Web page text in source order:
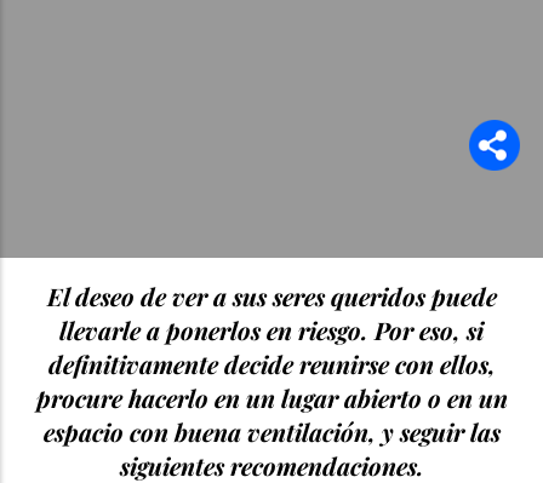
El deseo de ver a sus seres queridos puede
llevarle a ponerlos en riesgo. Por eso, si
definitivamente decide reunirse con ellos,
procure hacerlo en un lugar abierto o en un
espacio con buena ventilación, y seguir las
siguientes recomendaciones.